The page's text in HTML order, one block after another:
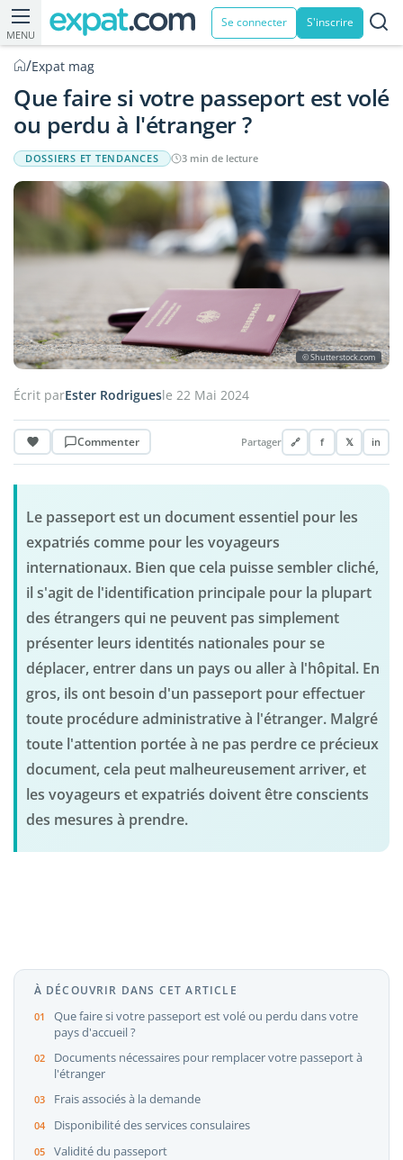
MENU
Se connecter S'inscrire
/Expat mag
Que faire si votre passeport est volé
ou perdu à l'étranger ?
DOSSIERS ET TENDANCES 3 min de lecture
© Shutterstock.com
Écrit parEster Rodriguesle 22 Mai 2024
Commenter Partager 🔗 f 𝕏 in
Le passeport est un document essentiel pour les
expatriés comme pour les voyageurs
internationaux. Bien que cela puisse sembler cliché,
il s'agit de l'identification principale pour la plupart
des étrangers qui ne peuvent pas simplement
présenter leurs identités nationales pour se
déplacer, entrer dans un pays ou aller à l'hôpital. En
gros, ils ont besoin d'un passeport pour effectuer
toute procédure administrative à l'étranger. Malgré
toute l'attention portée à ne pas perdre ce précieux
document, cela peut malheureusement arriver, et
les voyageurs et expatriés doivent être conscients
des mesures à prendre.
À DÉCOUVRIR DANS CET ARTICLE
Que faire si votre passeport est volé ou perdu dans votre
pays d'accueil ?
Documents nécessaires pour remplacer votre passeport à
l'étranger
Frais associés à la demande
Disponibilité des services consulaires
Validité du passeport